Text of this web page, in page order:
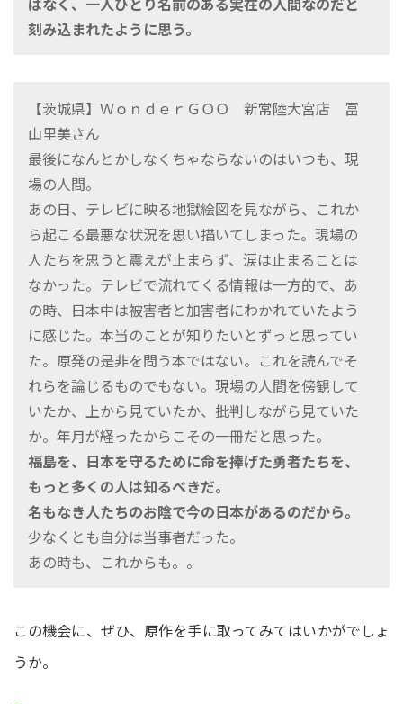
刻み込まれたように思う。
【茨城県】ＷｏｎｄｅｒＧＯＯ 新常陸大宮店 冨
山里美さん
最後になんとかしなくちゃならないのはいつも、現
場の人間。
あの日、テレビに映る地獄絵図を見ながら、これか
ら起こる最悪な状況を思い描いてしまった。現場の
人たちを思うと震えが止まらず、涙は止まることは
なかった。テレビで流れてくる情報は一方的で、あ
の時、日本中は被害者と加害者にわかれていたよう
に感じた。本当のことが知りたいとずっと思ってい
た。原発の是非を問う本ではない。これを読んでそ
れらを論じるものでもない。現場の人間を傍観して
いたか、上から見ていたか、批判しながら見ていた
か。年月が経ったからこその一冊だと思った。
福島を、日本を守るために命を捧げた勇者たちを、
もっと多くの人は知るべきだ。
名もなき人たちのお陰で今の日本があるのだから。
少なくとも自分は当事者だった。
あの時も、これからも。。
この機会に、ぜひ、原作を手に取ってみてはいかがでしょ
うか。